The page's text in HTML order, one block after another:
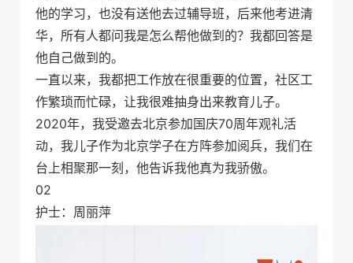
他的学习，也没有送他去过辅导班，后来他考进清
华，所有人都问我是怎么帮他做到的？我都回答是
他自己做到的。
一直以来，我都把工作放在很重要的位置，社区工
作繁琐而忙碌，让我很难抽身出来教育儿子。
2020年，我受邀去北京参加国庆70周年观礼活
动，我儿子作为北京学子在方阵参加阅兵，我们在
台上相聚那一刻，他告诉我他真为我骄傲。
02
护士：周丽萍